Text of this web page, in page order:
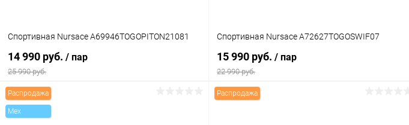
Спортивная Nursace A69946TOGOPITON21081
14 990 руб. / пар
25 990 руб.
Спортивная Nursace A72627TOGOSWIF07
15 990 руб. / пар
22 990 руб.
Распродажа
Mex
Распродажа